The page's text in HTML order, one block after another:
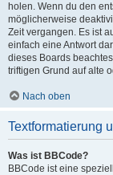
holen. Wenn du den
möglicherweise
Zeit vergangen. Es ist
einfach eine Antwort
dieses Boards
triftigen Grund auf alte
Nach oben
Textformatierung
Was ist BBCode?
BBCode ist eine